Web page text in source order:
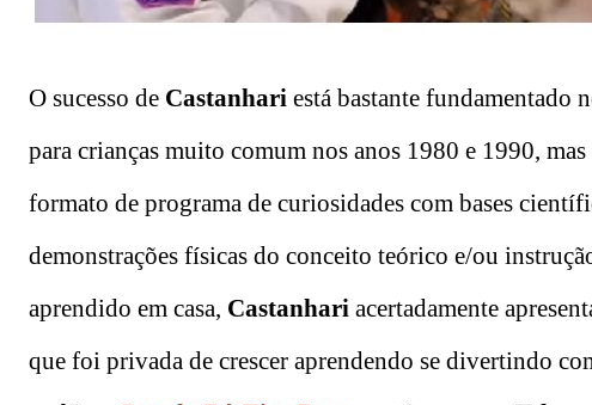
O sucesso de Castanhari está bastante fundamentado
para crianças muito comum nos anos 1980 e 1990,
formato de programa de curiosidades com bases
demonstrações físicas do conceito teórico e/ou
aprendido em casa, Castanhari acertadamente
que foi privada de crescer aprendendo se divertindo